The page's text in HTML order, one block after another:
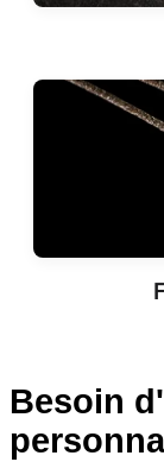
Besoin